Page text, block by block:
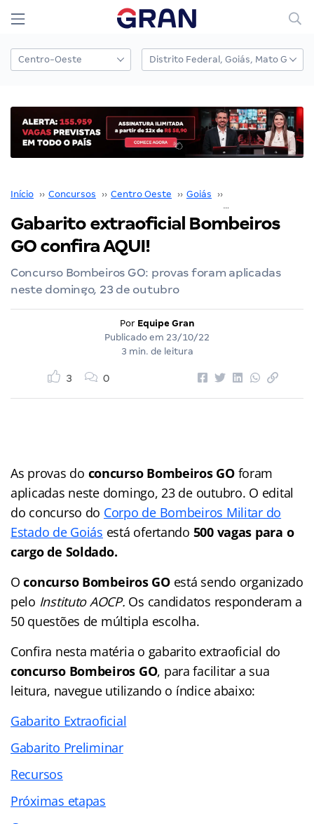
Início ›› Concursos ›› Centro Oeste ›› Goiás ››
Gabarito extraoficial Bombeiros
GO confira AQUI!
Concurso Bombeiros GO: provas foram aplicadas
neste domingo, 23 de outubro
Por Equipe Gran
Publicado em 23/10/22
3 min. de leitura
3 0
As provas do concurso Bombeiros GOforam
aplicadas neste domingo, 23 de outubro. O edital
do concurso do Corpo de Bombeiros Militar do
Estado de Goiás está ofertando 500 vagas para o
cargo de Soldado.
Oconcurso Bombeiros GO está sendo organizado
pelo Instituto AOCP. Os candidatos responderam a
50 questões de múltipla escolha.
Confira nesta matéria o gabarito extraoficial do
concurso Bombeiros GO, para facilitar a sua
leitura, navegue utilizando o índice abaixo:
Gabarito Extraoficial
Gabarito Preliminar
Recursos
Próximas etapas